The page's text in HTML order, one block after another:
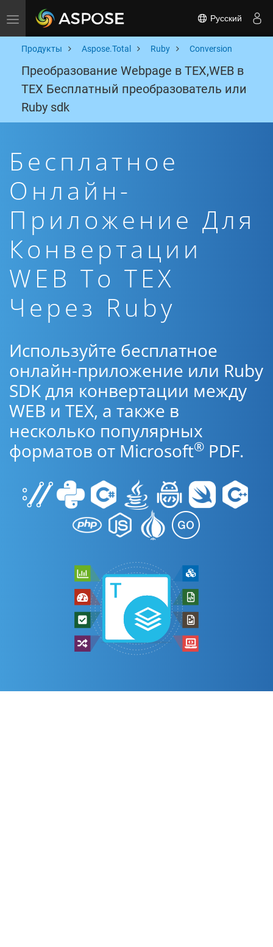
Toggle navigation Русский
Продукты Aspose.Total Ruby Conversion
Преобразование Webpage в TEX,WEB в
TEX Бесплатный преобразователь или
Ruby sdk
Бесплатное
Онлайн-
Приложение Для
Конвертации
WEB To TEX
Через Ruby
Используйте бесплатное
онлайн-приложение или Ruby
SDK для конвертации между
WEB и TEX, а также в
несколько популярных
форматов от Microsoft® PDF.